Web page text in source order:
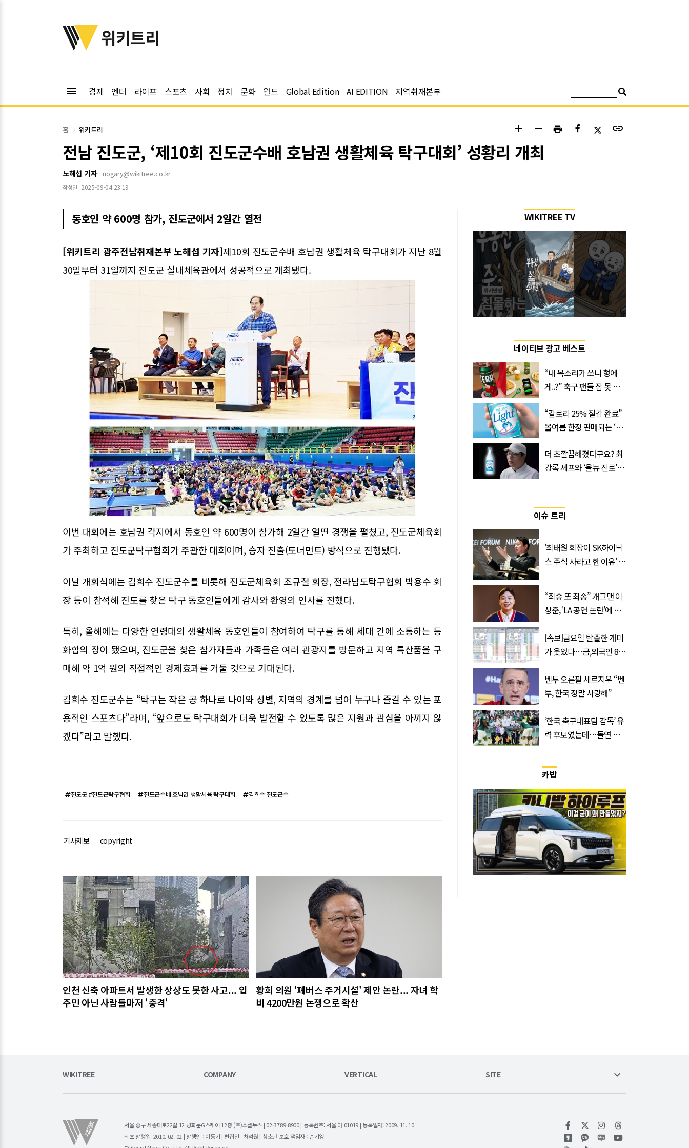
위키트리
위키트리
menu 경제 엔터 라이프 스포츠 사회 정치 문화 월드 Global Edition AI EDITION 지역취재본부
홈 위키트리 add remove print link
전남 진도군, ‘제10회 진도군수배 호남권 생활체육 탁구대회’ 성황리 개최
노해섭 기자 nogary@wikitree.co.kr
작성일 2025-09-04 23:19
동호인 약 600명 참가, 진도군에서 2일간 열전
[위키트리 광주전남취재본부 노해섭 기자]제10회 진도군수배 호남권 생활체육 탁구대회가 지난 8월
30일부터 31일까지 진도군 실내체육관에서 성공적으로 개최됐다.
이번 대회에는 호남권 각지에서 동호인 약 600명이 참가해 2일간 열띤 경쟁을 펼쳤고, 진도군체육회
가 주최하고 진도군탁구협회가 주관한 대회이며, 승자 진출(토너먼트) 방식으로 진행됐다.
이날 개회식에는 김희수 진도군수를 비롯해 진도군체육회 조규철 회장, 전라남도탁구협회 박용수 회
장 등이 참석해 진도를 찾은 탁구 동호인들에게 감사와 환영의 인사를 전했다.
특히, 올해에는 다양한 연령대의 생활체육 동호인들이 참여하여 탁구를 통해 세대 간에 소통하는 등
화합의 장이 됐으며, 진도군을 찾은 참가자들과 가족들은 여러 관광지를 방문하고 지역 특산품을 구
매해 약 1억 원의 직접적인 경제효과를 거둘 것으로 기대된다.
김희수 진도군수는 “탁구는 작은 공 하나로 나이와 성별, 지역의 경계를 넘어 누구나 즐길 수 있는 포
용적인 스포츠다”라며, “앞으로도 탁구대회가 더욱 발전할 수 있도록 많은 지원과 관심을 아끼지 않
겠다”라고 말했다.
진도군 #진도군탁구협회 진도군수배 호남권 생활체육 탁구대회 김희수 진도군수
기사제보 copyright
관련기사
인천 신축 아파트서 발생한 상상도 못한 사고... 입
주민 아닌 사람들마저 '충격'
황희 의원 '폐버스 주거시설' 제안 논란... 자녀 학
비 4200만원 논쟁으로 확산
WIKITREE TV
네이티브 광고 베스트
“내 목소리가 쏘니 형에
게..?” 축구 팬들 잠 못 들
트
“칼로리 25% 절감 완료”
올여름 한정 판매되는 ‘최
더 초깔끔해졌다구요? 최
강록 셰프와 ‘올뉴 진로’의
이슈 트리
'최태원 회장이 SK하이닉
스 주식 사라고 한 이유' 글
“죄송 또 죄송” 개그맨 이
상준, 'LA 공연 논란'에 고
[속보]금요일 탈출한 개미
가 웃었다…금,외국인 8조
하이닉스 '와르르'
벤투 오른팔 세르지우 “벤
투, 한국 정말 사랑해”
‘한국 축구대표팀 감독’ 유
력 후보였는데…돌연 코
카밥
keyboard_arrow_down
WIKITREE COMPANY VERTICAL SITE
서울 중구 세종대로22길 12 광화문G스퀘어 12층 (주)소셜뉴스 | 02-3789-8900 | 등록번호: 서울 아 01019 | 등록일자: 2009. 11. 10
최초 발행일: 2010. 02. 02 | 발행인 : 이동기 | 편집인 : 채석원 | 청소년 보호 책임자 : 손기영
위키트리 페이스북위키트리 인스타그램
위키트리 유튜브